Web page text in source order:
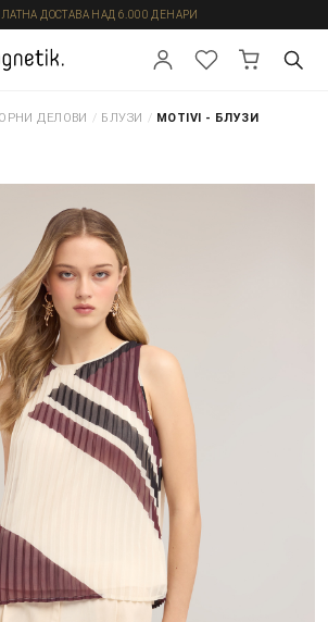
ДОСТАВА НАД 6.000 ДЕНАРИ
ДЕЛОВИ / БЛУЗИ / MOTIVI - БЛУЗИ